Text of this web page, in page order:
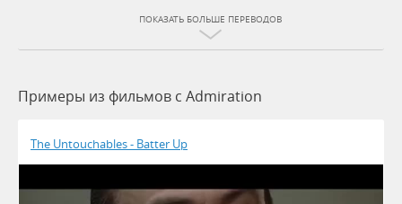
ПОКАЗАТЬ БОЛЬШЕ ПЕРЕВОДОВ
Примеры из фильмов c Admiration
The Untouchables - Batter Up